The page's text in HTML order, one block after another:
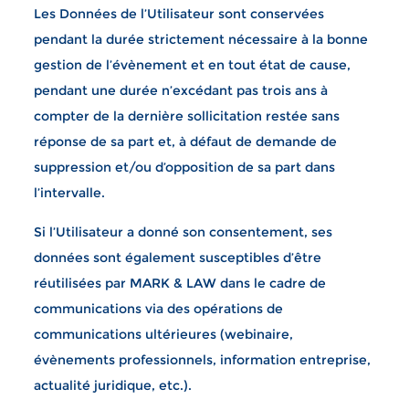
Les Données de l’Utilisateur sont conservées
pendant la durée strictement nécessaire à la bonne
gestion de l’évènement et en tout état de cause,
pendant une durée n’excédant pas trois ans à
compter de la dernière sollicitation restée sans
réponse de sa part et, à défaut de demande de
suppression et/ou d’opposition de sa part dans
l’intervalle.
Si l’Utilisateur a donné son consentement, ses
données sont également susceptibles d’être
réutilisées par MARK & LAW dans le cadre de
communications via des opérations de
communications ultérieures (webinaire,
évènements professionnels, information entreprise,
actualité juridique, etc.).